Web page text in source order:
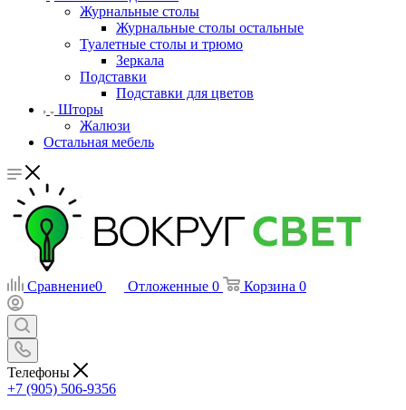
Журнальные столы
Журнальные столы остальные
Туалетные столы и трюмо
Зеркала
Подставки
Подставки для цветов
Шторы
Жалюзи
Остальная мебель
Сравнение0 Отложенные 0 Корзина 0
Телефоны
+7 (905) 506-9356